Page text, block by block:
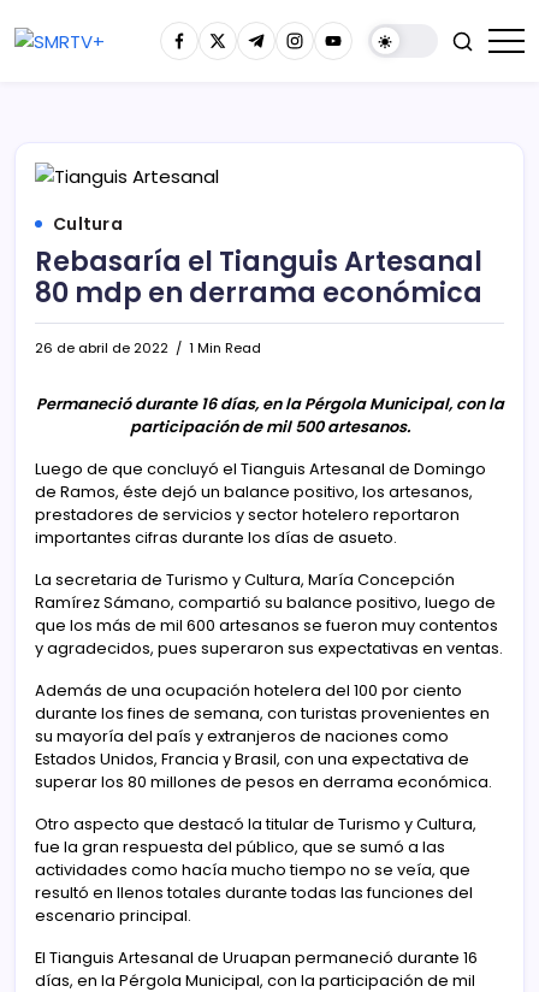
Cultura
Rebasaría el Tianguis Artesanal
80 mdp en derrama económica
26 de abril de 2022 1 Min Read
Permaneció durante 16 días, en la Pérgola Municipal, con la
participación de mil 500 artesanos.
Luego de que concluyó el Tianguis Artesanal de Domingo
de Ramos, éste dejó un balance positivo, los artesanos,
prestadores de servicios y sector hotelero reportaron
importantes cifras durante los días de asueto.
La secretaria de Turismo y Cultura, María Concepción
Ramírez Sámano, compartió su balance positivo, luego de
que los más de mil 600 artesanos se fueron muy contentos
y agradecidos, pues superaron sus expectativas en ventas.
Además de una ocupación hotelera del 100 por ciento
durante los fines de semana, con turistas provenientes en
su mayoría del país y extranjeros de naciones como
Estados Unidos, Francia y Brasil, con una expectativa de
superar los 80 millones de pesos en derrama económica.
Otro aspecto que destacó la titular de Turismo y Cultura,
fue la gran respuesta del público, que se sumó a las
actividades como hacía mucho tiempo no se veía, que
resultó en llenos totales durante todas las funciones del
escenario principal.
El Tianguis Artesanal de Uruapan permaneció durante 16
días, en la Pérgola Municipal, con la participación de mil